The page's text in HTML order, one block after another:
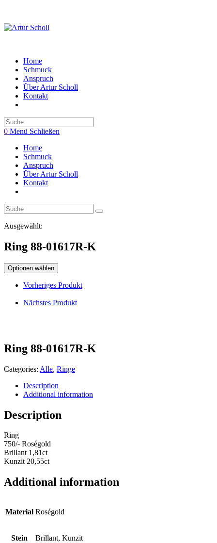
springen
Home
Schmuck
Anspruch
Über Artur Scholl
Kontakt
search
0 Menü Schließen
Home
Schmuck
Anspruch
Über Artur Scholl
Kontakt
search
Ausgewählt:
Ring 88-01617R-K
Optionen wählen
Vorheriges Produkt
Nächstes Produkt
Ring 88-01617R-K
Categories: Alle, Ringe
Description
Additional information
Description
Ring
750/- Roségold
Brillant 1,81ct
Kunzit 20,55ct
Additional information
Material Roségold
Stein Brillant, Kunzit